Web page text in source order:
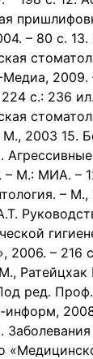
– 80 с.
2009.
с.: 236
М., 2003 15.
– М.: МИА. –
– М.,
2006. – 216
ред.